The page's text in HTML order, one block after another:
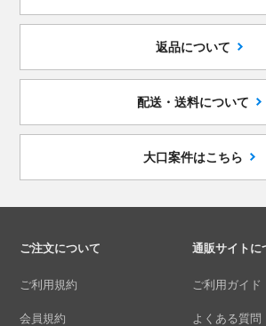
返品について
配送・送料について
大口案件はこちら
ご注文について
ご利用規約
会員規約
通販サイトに
ご利用ガイド
よくある質問